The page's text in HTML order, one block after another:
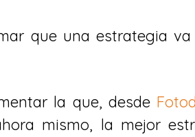
que una estrategia
la que, desde
mismo, la mejor